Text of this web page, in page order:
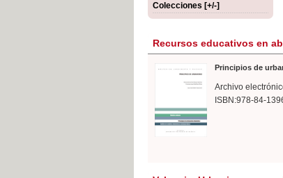
Colecciones [+/-]
Recursos educativos en
Principios de
Archivo
ISBN:978-84-